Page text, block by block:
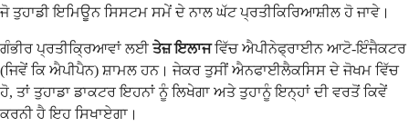
ਜੋ ਤੁਹਾਡੀ ਇਮਿਊਨ ਸਿਸਟਮ ਸਮੇਂ ਦੇ ਨਾਲ ਘੱਟ ਪ੍ਰਤੀਕਿਰਿਆਸ਼ੀਲ ਹੋ ਜਾਵੇ।
ਗੰਭੀਰ ਪ੍ਰਤੀਕ੍ਰਿਆਵਾਂ ਲਈ ਤੇਜ਼ ਇਲਾਜਵਿੱਚ ਐਪੀਨੇਫ੍ਰਾਈਨ ਆਟੋ-ਇੰਜੈਕਟਰ
(ਜਿਵੇਂ ਕਿ ਐਪੀਪੈਨ) ਸ਼ਾਮਲ ਹਨ। ਜੇਕਰ ਤੁਸੀਂ ਐਨਫਾਈਲੈਕਸਿਸ ਦੇ ਜੋਖਮ ਵਿੱਚ
ਹੋ, ਤਾਂ ਤੁਹਾਡਾ ਡਾਕਟਰ ਇਹਨਾਂ ਨੂੰ ਲਿਖੇਗਾ ਅਤੇ ਤੁਹਾਨੂੰ ਇਨ੍ਹਾਂ ਦੀ ਵਰਤੋਂ ਕਿਵੇਂ
ਕਰਨੀ ਹੈ ਇਹ ਸਿਖਾਏਗਾ।